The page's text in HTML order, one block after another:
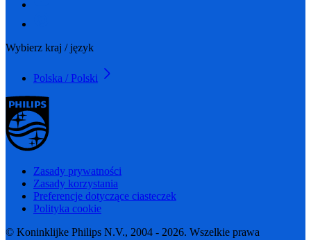
Wybierz kraj / język
Polska / Polski
Zasady prywatności
Zasady korzystania
Preferencje dotyczące ciasteczek
Polityka cookie
© Koninklijke Philips N.V., 2004 - 2026. Wszelkie prawa